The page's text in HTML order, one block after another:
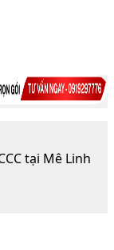
tại Mê Linh